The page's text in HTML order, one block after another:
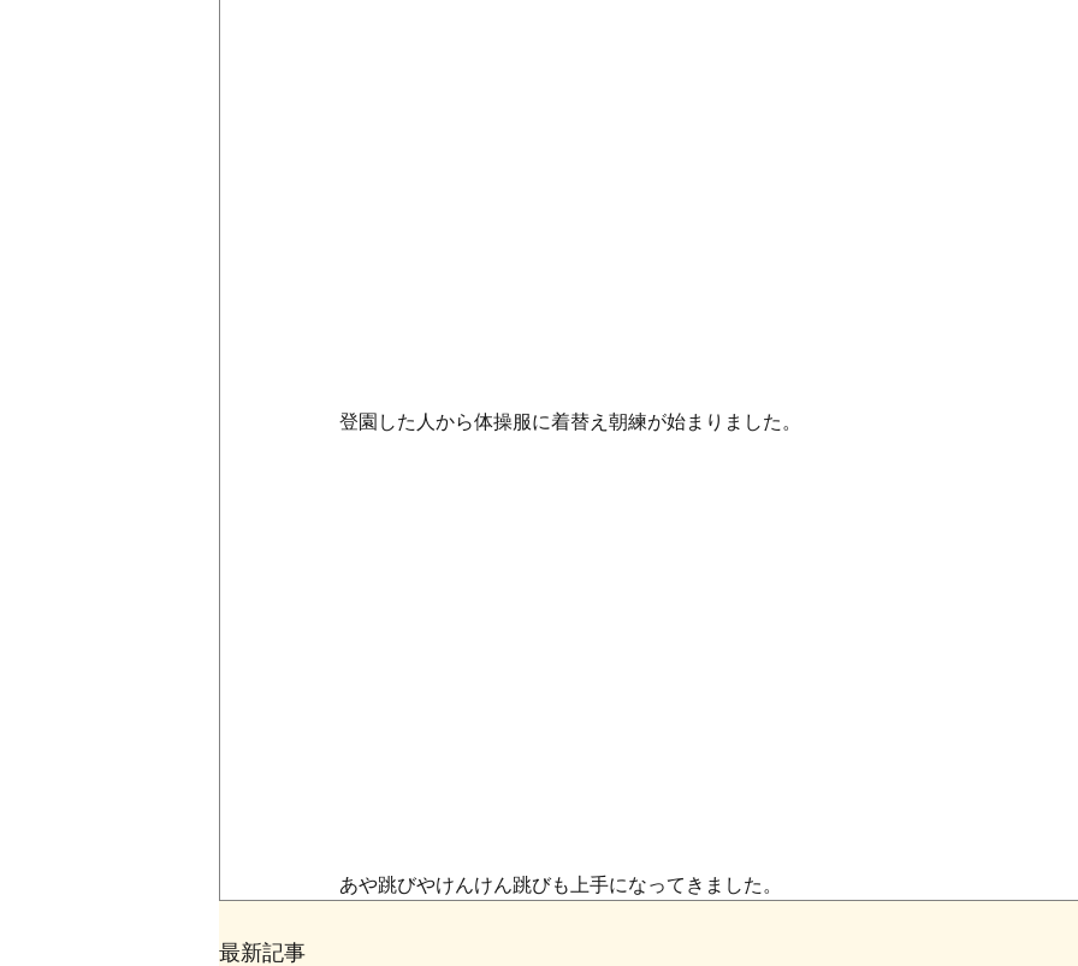
登園した人から体操服に着替え朝練が始まりました。
あや跳びやけんけん跳びも上手になってきました。
最新記事